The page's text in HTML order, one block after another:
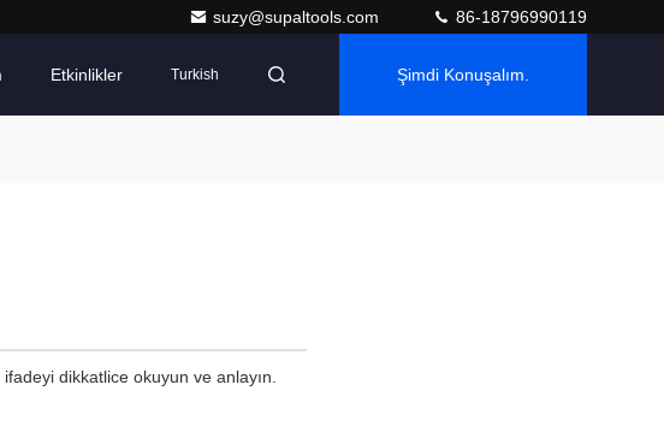
suzy@supaltools.com 86-18796990119
Etkinlikler Turkish Şimdi Konuşalım.
dikkatlice okuyun ve anlayın.